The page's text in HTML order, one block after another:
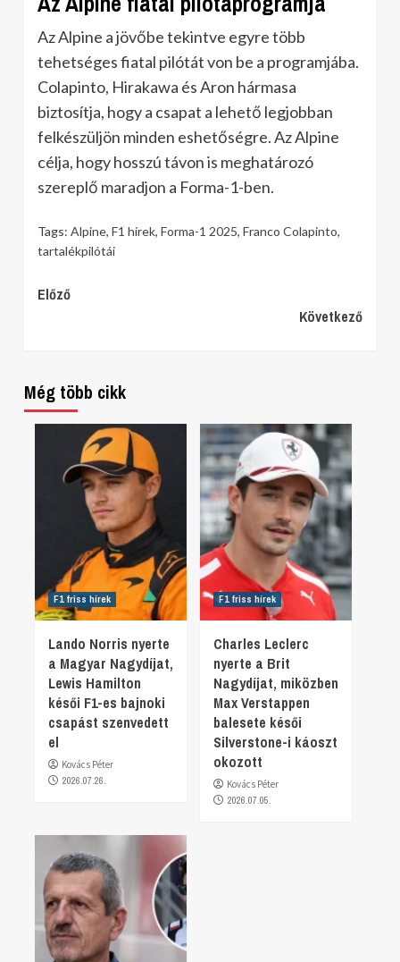
Az Alpine a jövőbe tekintve egyre több
tehetséges fiatal pilótát von be a programjába.
Colapinto, Hirakawa és Aron hármasa
biztosítja, hogy a csapat a lehető legjobban
felkészüljön minden eshetőségre. Az Alpine
célja, hogy hosszú távon is meghatározó
szereplő maradjon a Forma-1-ben.
Tags: Alpine, F1 hírek, Forma-1 2025, Franco Colapinto,
tartalékpilótái
Continue
Előző
Következő
Még több cikk
F1 friss hírek
Lando Norris nyerte
a Magyar Nagydíjat,
Lewis Hamilton
késői F1-es bajnoki
csapást szenvedett
el
Kovács Péter
2026.07.26.
F1 friss hírek
Charles Leclerc
nyerte a Brit
Nagydíjat, miközben
Max Verstappen
balesete késői
Silverstone-i káoszt
okozott
Kovács Péter
2026.07.05.